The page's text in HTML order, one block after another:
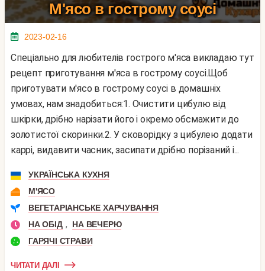
М'ясо в гострому соусі
2023-02-16
Спеціально для любителів гострого м'яса викладаю тут
рецепт приготування м'яса в гострому соусі.Щоб
приготувати м'ясо в гострому соусі в домашніх
умовах, нам знадобиться:1. Очистити цибулю від
шкірки, дрібно нарізати його і окремо обсмажити до
золотистої скоринки.2. У сковорідку з цибулею додати
каррі, видавити часник, засипати дрібно порізаний і...
УКРАЇНСЬКА КУХНЯ
М'ЯСО
ВЕГЕТАРІАНСЬКЕ ХАРЧУВАННЯ
НА ОБІД ,
НА ВЕЧЕРЮ
ГАРЯЧІ СТРАВИ
ЧИТАТИ ДАЛІ